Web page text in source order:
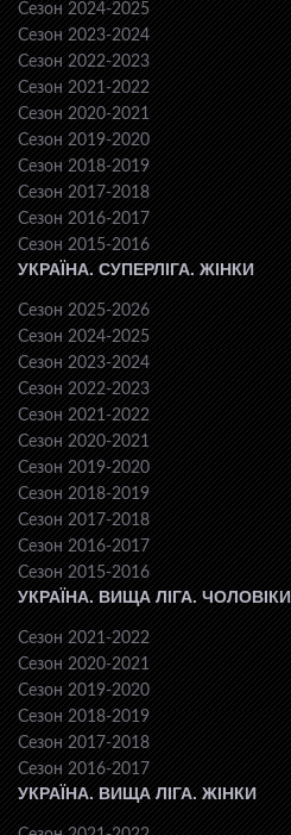
Сезон 2024-2025
Сезон 2023-2024
Сезон 2022-2023
Сезон 2021-2022
Сезон 2020-2021
Сезон 2019-2020
Сезон 2018-2019
Сезон 2017-2018
Сезон 2016-2017
Сезон 2015-2016
УКРАЇНА. СУПЕРЛІГА. ЖІНКИ
Сезон 2025-2026
Сезон 2024-2025
Сезон 2023-2024
Сезон 2022-2023
Сезон 2021-2022
Сезон 2020-2021
Сезон 2019-2020
Сезон 2018-2019
Сезон 2017-2018
Сезон 2016-2017
Сезон 2015-2016
УКРАЇНА. ВИЩА ЛІГА. ЧОЛОВІКИ
Сезон 2021-2022
Сезон 2020-2021
Сезон 2019-2020
Сезон 2018-2019
Сезон 2017-2018
Сезон 2016-2017
УКРАЇНА. ВИЩА ЛІГА. ЖІНКИ